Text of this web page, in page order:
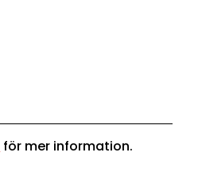
för mer information.